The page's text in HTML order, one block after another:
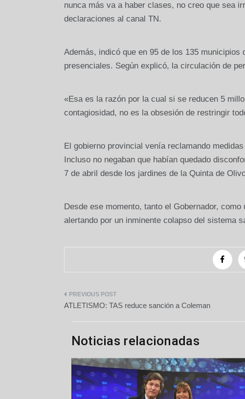
nunca más va a haber clases, no creo que sea
declaraciones al canal TN.
Además, indicó que en 95 de los 135
presenciales. Según explicó, la circulación de
«Esa es la razón por la cual si se reducen 5
contagiosidad, no es la obsesión de restringir
El gobierno provincial venía reclamando
Incluso no negaban que habían quedado
7 de abril desde los jardines de la Quinta de
Desde ese momento, tanto el Gobernador,
alertando por un inminente colapso del sistema
Navegación
de
entradas
ATLETISMO: TAS reduce sanción a Coleman
Noticias relacionadas